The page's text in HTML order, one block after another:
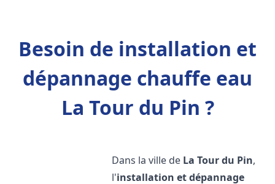
Besoin de installation et
dépannage chauffe eau
La Tour du Pin ?
Dans la ville de La Tour du Pin,
l'installation et dépannage